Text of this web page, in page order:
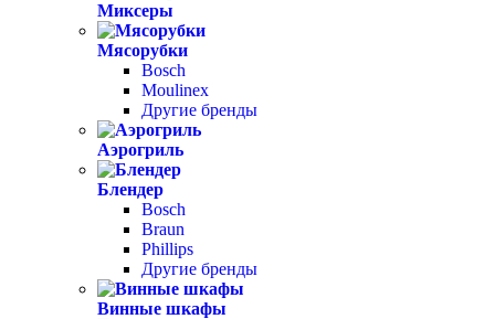
Миксеры
Мясорубки
Bosch
Moulinex
Другие бренды
Аэрогриль
Блендер
Bosch
Braun
Phillips
Другие бренды
Винные шкафы